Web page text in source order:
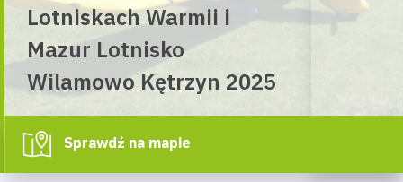
Lotniskach Warmii i
Mazur Lotnisko
Wilamowo Kętrzyn 2025
Sprawdź na mapie